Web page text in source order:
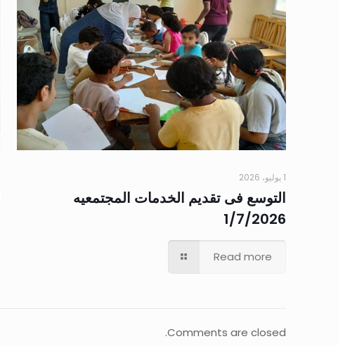
1 يوليو، 2026
التوسع فى تقديم الخدمات المجتمعيه
1/7/2026
Read more
Comments are closed.